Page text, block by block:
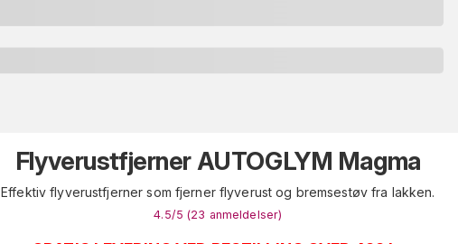
Flyverustfjerner AUTOGLYM Magma
Effektiv flyverustfjerner som fjerner flyverust og bremsestøv fra lakken.
4.5/5 (23 anmeldelser)